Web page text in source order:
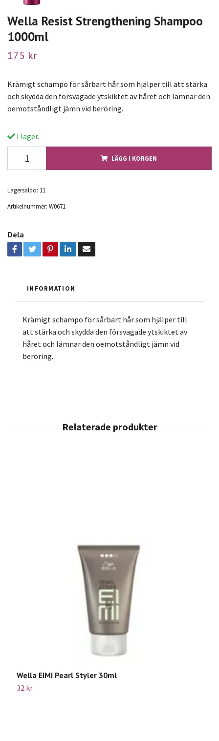
Wella Resist Strengthening Shampoo
1000ml
175 kr
Krämigt schampo för sårbart hår som hjälper till att stärka
och skydda den försvagade ytskiktet av håret och lämnar den
oemotståndligt jämn vid beröring.
I lager.
LÄGG I KORGEN
Lagersaldo: 11
Artikelnummer: W0671
Dela
INFORMATION
Krämigt schampo för sårbart hår som hjälper till
att stärka och skydda den försvagade ytskiktet av
håret och lämnar den oemotståndligt jämn vid
beröring.
Wella EIMI Pearl Styler 30ml
32 kr